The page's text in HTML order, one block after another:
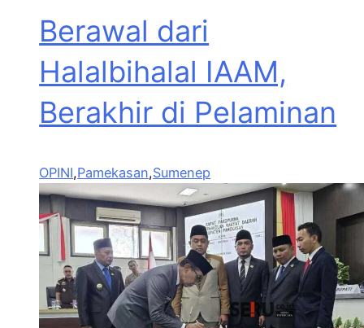
Berawal dari
Halalbihalal IAAM,
Berakhir di Pelaminan
OPINI,Pamekasan,Sumenep